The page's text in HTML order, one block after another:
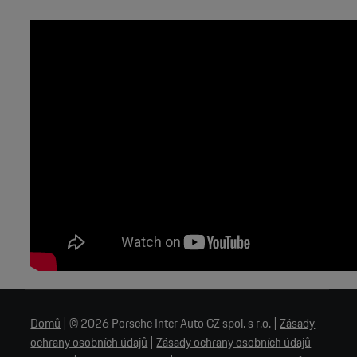
Domů|© 2026 Porsche Inter Auto CZ spol. s r.o. |Zásady
ochrany osobních údajů|Zásady ochrany osobních údajů